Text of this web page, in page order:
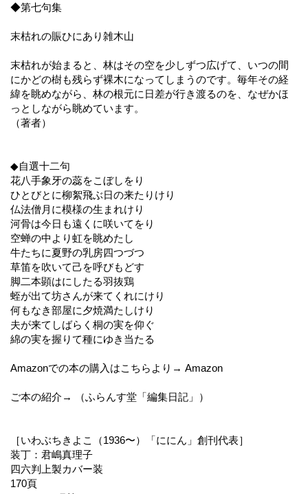
◆第七句集
末枯れの賑ひにあり雑木山
末枯れが始まると、林はその空を少しずつ広げて、いつの間
にかどの樹も残らず裸木になってしまうのです。毎年その経
緯を眺めながら、林の根元に日差が行き渡るのを、なぜかほ
っとしながら眺めています。
（著者）
◆自選十二句
花八手象牙の蕊をこぼしをり
ひとびとに柳絮飛ぶ日の来たりけり
仏法僧月に模様の生まれけり
河骨は今日も遠くに咲いてをり
空蝉の中より虹を眺めたし
牛たちに夏野の乳房四つづつ
草笛を吹いて己を呼びもどす
脚二本顕はにしたる羽抜鶏
蛭が出て坊さんが来てくれにけり
何もなき部屋に夕焼満たしけり
夫が来てしばらく桐の実を仰ぐ
綿の実を握りて種にゆき当たる
Amazonでの本の購入はこちらより→ Amazon
ご本の紹介→ （ふらんす堂「編集日記」）
［いわぶちきよこ（1936〜）「ににん」創刊代表］
装丁：君嶋真理子
四六判上製カバー装
170頁